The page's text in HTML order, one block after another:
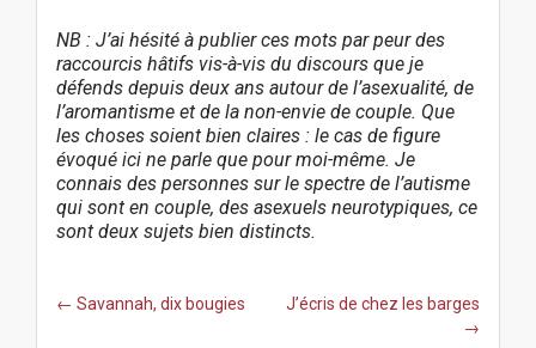
NB : J’ai hésité à publier ces mots par peur des
raccourcis hâtifs vis-à-vis du discours que je
défends depuis deux ans autour de l’asexualité, de
l’aromantisme et de la non-envie de couple. Que
les choses soient bien claires : le cas de figure
évoqué ici ne parle que pour moi-même. Je
connais des personnes sur le spectre de l’autisme
qui sont en couple, des asexuels neurotypiques, ce
sont deux sujets bien distincts.
P
← Savannah, dix bougies
J’écris de chez les barges
→